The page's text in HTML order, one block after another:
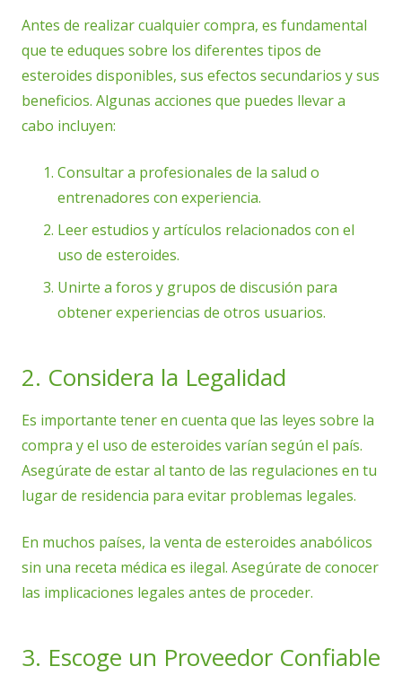
Antes de realizar cualquier compra, es fundamental
que te eduques sobre los diferentes tipos de
esteroides disponibles, sus efectos secundarios y sus
beneficios. Algunas acciones que puedes llevar a
cabo incluyen:
Consultar a profesionales de la salud o
entrenadores con experiencia.
Leer estudios y artículos relacionados con el
uso de esteroides.
Unirte a foros y grupos de discusión para
obtener experiencias de otros usuarios.
2. Considera la Legalidad
Es importante tener en cuenta que las leyes sobre la
compra y el uso de esteroides varían según el país.
Asegúrate de estar al tanto de las regulaciones en tu
lugar de residencia para evitar problemas legales.
En muchos países, la venta de esteroides anabólicos
sin una receta médica es ilegal. Asegúrate de conocer
las implicaciones legales antes de proceder.
3. Escoge un Proveedor Confiable